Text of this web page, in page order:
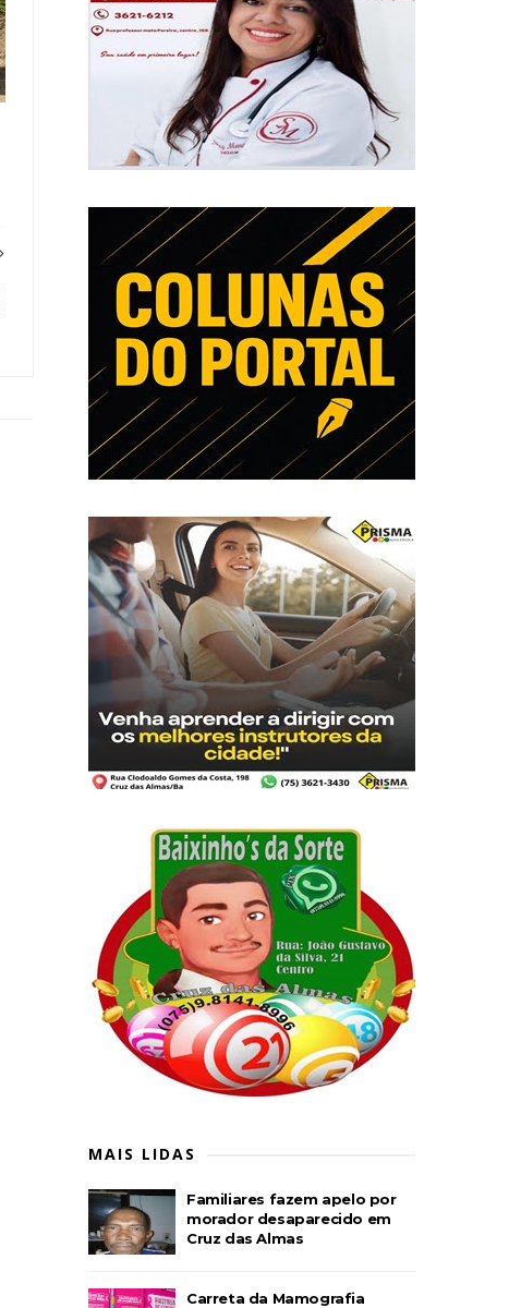
MAIS LIDAS
Familiares fazem apelo por
morador desaparecido em
Cruz das Almas
Carreta da Mamografia